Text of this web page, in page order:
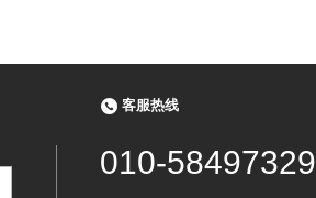
客服热线
010-58497329